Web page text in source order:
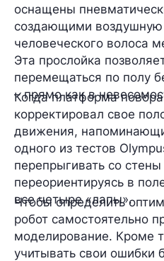
оснащены
создающими воздушную
человеческого волоса
Эта прослойка
перемещаться по полу
– прямо как в
Когда платформа
корректировал свое
движения,
одного из тестов
перепрыгивать со
переориентируясь в
все четыре «лапы».
Чтобы определить
робот самостоятельно
моделирование. Кроме
учитывать свои ошибки